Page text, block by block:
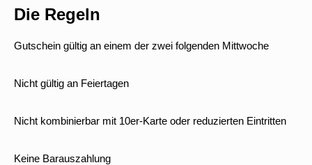
Die Regeln
Gutschein gültig an einem der zwei folgenden Mittwoche
Nicht gültig an Feiertagen
Nicht kombinierbar mit 10er-Karte oder reduzierten Eintritten
Keine Barauszahlung